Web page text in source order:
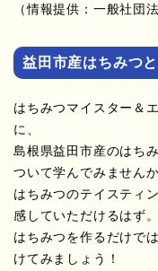
（情報提供：一般社団
益田市産はちみつ
はちみつマイスター＆
に、
島根県益田市産のはち
ついて学んでみません
はちみつのテイスティ
感していただけるはず。
はちみつを作るだけで
けてみましょう！